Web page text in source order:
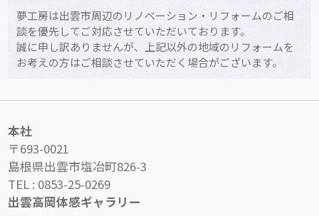
夢工房は出雲市周辺のリノベーション・リフォームのご相
談を優先してご対応させていただいております。
誠に申し訳ありませんが、上記以外の地域のリフォームを
お考えの方はご相談させていただく場合がございます。
本社
〒693-0021
島根県出雲市塩冶町826-3
TEL : 0853-25-0269
出雲高岡体感ギャラリー